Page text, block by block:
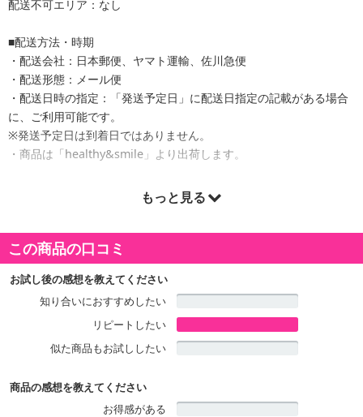
配送不可エリア：なし
■配送方法・時期
・配送会社：日本郵便、ヤマト運輸、佐川急便
・配送形態：メール便
・配送日時の指定：「発送予定日」に配送日指定の記載がある場合
に、ご利用可能です。
※発送予定日は到着日ではありません。
・商品は「healthy&smile」より出荷します。
雑穀米専門店が材料を吟味して作ったオートミールクッキーです。
豊富な食物繊維やミネラルでがあり、美容食としてもおすすめしま
す。
サクサクと食べやすい食感が人気です。
すべてにこだわりぬいた為、少量生産ですので是非お早めに。
もっと見る
この商品の口コミ
お試し後の感想を教えてください
知り合いにおすすめしたい
リピートしたい
似た商品もお試ししたい
商品の感想を教えてください
お得感がある